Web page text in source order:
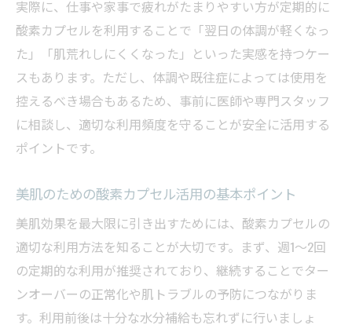
実際に、仕事や家事で疲れがたまりやすい方が定期的に
酸素カプセルを利用することで「翌日の体調が軽くなっ
た」「肌荒れしにくくなった」といった実感を持つケー
スもあります。ただし、体調や既往症によっては使用を
控えるべき場合もあるため、事前に医師や専門スタッフ
に相談し、適切な利用頻度を守ることが安全に活用する
ポイントです。
美肌のための酸素カプセル活用の基本ポイント
美肌効果を最大限に引き出すためには、酸素カプセルの
適切な利用方法を知ることが大切です。まず、週1～2回
の定期的な利用が推奨されており、継続することでター
ンオーバーの正常化や肌トラブルの予防につながりま
す。利用前後は十分な水分補給も忘れずに行いましょ